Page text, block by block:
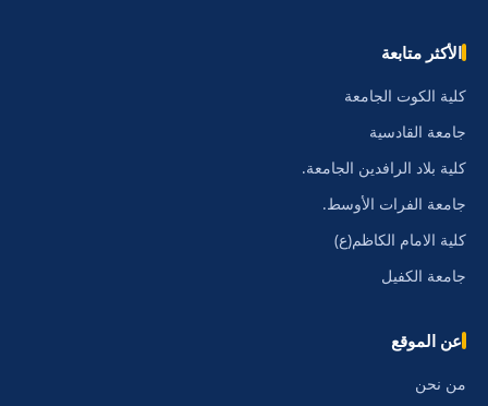
الأكثر متابعة
كلية الكوت الجامعة
جامعة القادسية
كلية بلاد الرافدين الجامعة.
جامعة الفرات الأوسط.
كلية الامام الكاظم(ع)
جامعة الكفيل
عن الموقع
من نحن